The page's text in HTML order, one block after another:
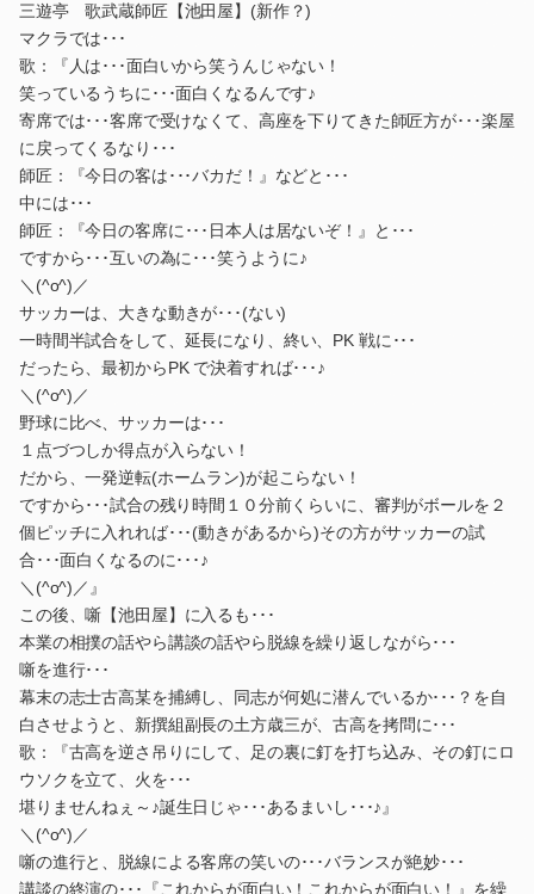
三遊亭 歌武蔵師匠【池田屋】(新作？)
マクラでは･･･
歌：『人は･･･面白いから笑うんじゃない！
笑っているうちに･･･面白くなるんです♪
寄席では･･･客席で受けなくて、高座を下りてきた師匠方が･･･楽屋
に戻ってくるなり･･･
師匠：『今日の客は･･･バカだ！』などと･･･
中には･･･
師匠：『今日の客席に･･･日本人は居ないぞ！』と･･･
ですから･･･互いの為に･･･笑うように♪
＼(^o^)／
サッカーは、大きな動きが･･･(ない)
一時間半試合をして、延長になり、終い、PK 戦に･･･
だったら、最初からPK で決着すれば･･･♪
＼(^o^)／
野球に比べ、サッカーは･･･
１点づつしか得点が入らない！
だから、一発逆転(ホームラン)が起こらない！
ですから･･･試合の残り時間１０分前くらいに、審判がボールを２
個ピッチに入れれば･･･(動きがあるから)その方がサッカーの試
合･･･面白くなるのに･･･♪
＼(^o^)／』
この後、噺【池田屋】に入るも･･･
本業の相撲の話やら講談の話やら脱線を繰り返しながら･･･
噺を進行･･･
幕末の志士古高某を捕縛し、同志が何処に潜んでいるか･･･？を自
白させようと、新撰組副長の土方歳三が、古高を拷問に･･･
歌：『古高を逆さ吊りにして、足の裏に釘を打ち込み、その釘にロ
ウソクを立て、火を･･･
堪りませんねぇ～♪誕生日じゃ･･･あるまいし･･･♪』
＼(^o^)／
噺の進行と、脱線による客席の笑いの･･･バランスが絶妙･･･
講談の終演の･･･『これからが面白い！これからが面白い！』を繰